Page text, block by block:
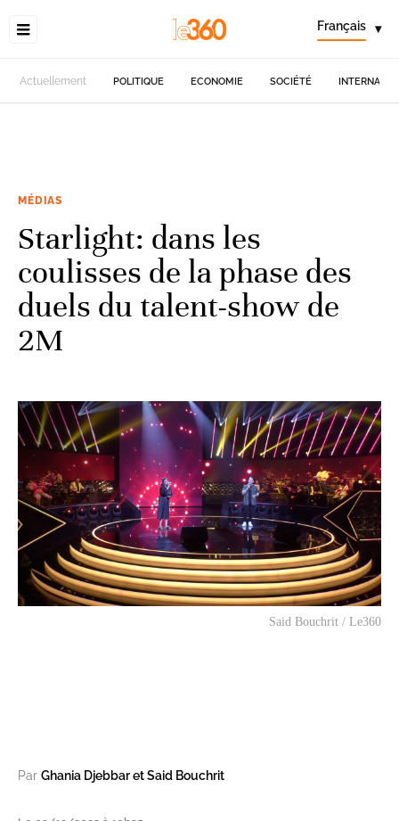
Français ▾
Actuellement POLITIQUE ECONOMIE SOCIÉTÉ
MÉDIAS
Starlight: dans les
coulisses de la phase des
duels du talent-show de
2M
Said Bouchrit / Le360
Par Ghania Djebbar et Said Bouchrit